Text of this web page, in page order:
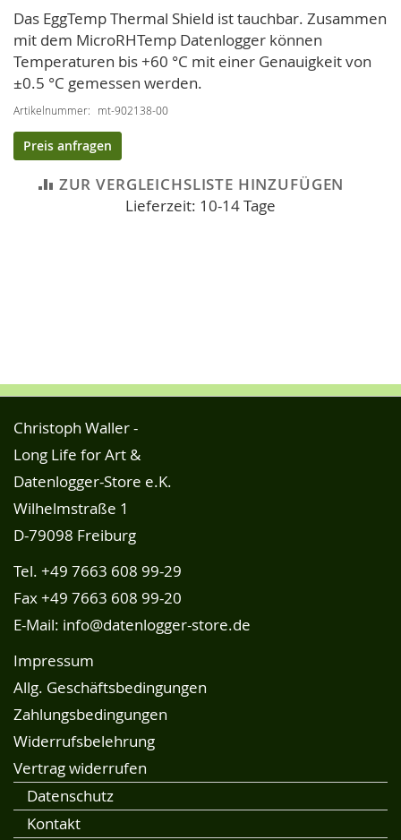
Das EggTemp Thermal Shield ist tauchbar. Zusammen
mit dem MicroRHTemp Datenlogger können
Temperaturen bis +60 °C mit einer Genauigkeit von
±0.5 °C gemessen werden.
Artikelnummer mt-902138-00
Preis anfragen
ZUR VERGLEICHSLISTE HINZUFÜGEN
Lieferzeit: 10-14 Tage
Christoph Waller -
Long Life for Art &
Datenlogger-Store e.K.
Wilhelmstraße 1
D-79098 Freiburg
Tel. +49 7663 608 99-29
Fax +49 7663 608 99-20
E-Mail: info@datenlogger-store.de
Impressum
Allg. Geschäftsbedingungen
Zahlungsbedingungen
Widerrufsbelehrung
Vertrag widerrufen
Datenschutz
Kontakt